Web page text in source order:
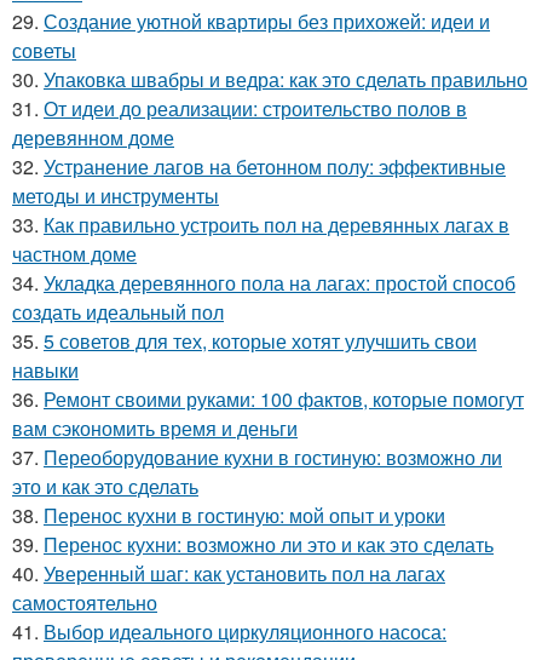
29. Создание уютной квартиры без прихожей: идеи и
советы
30. Упаковка швабры и ведра: как это сделать правильно
31. От идеи до реализации: строительство полов в
деревянном доме
32. Устранение лагов на бетонном полу: эффективные
методы и инструменты
33. Как правильно устроить пол на деревянных лагах в
частном доме
34. Укладка деревянного пола на лагах: простой способ
создать идеальный пол
35. 5 советов для тех, которые хотят улучшить свои
навыки
36. Ремонт своими руками: 100 фактов, которые помогут
вам сэкономить время и деньги
37. Переоборудование кухни в гостиную: возможно ли
это и как это сделать
38. Перенос кухни в гостиную: мой опыт и уроки
39. Перенос кухни: возможно ли это и как это сделать
40. Уверенный шаг: как установить пол на лагах
самостоятельно
41. Выбор идеального циркуляционного насоса: